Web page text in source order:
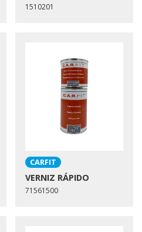
1510201
CARFIT
VERNIZ RÁPIDO
71561500